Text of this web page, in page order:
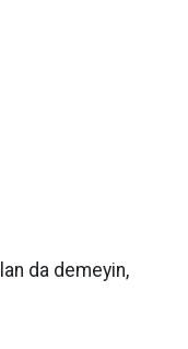
da demeyin,